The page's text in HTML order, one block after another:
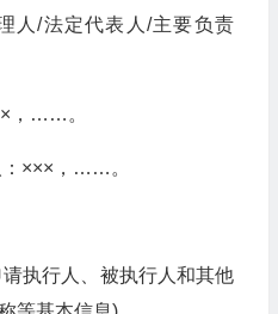
人/法定代表人/主要负责
，……。
：×××，……。
执行人、被执行人和其他